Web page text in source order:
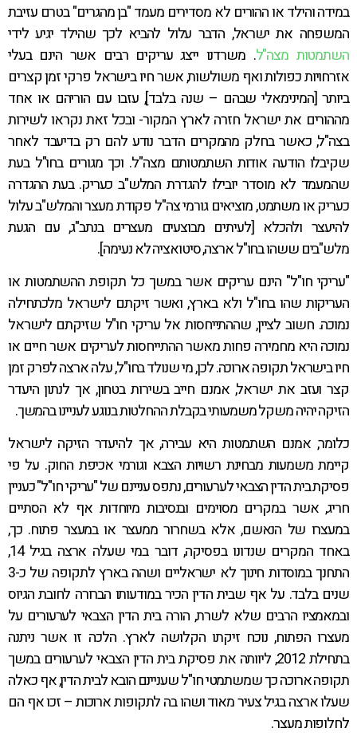
במידה והילד או ההורים לא מסדירים מעמד "בן מהגרים" בטרם עזיבת
המשפחה את ישראל, הדבר עלול להביא לכך שהילד יגיע לידי
השתמטות מצה"ל. משרדנו ייצג עריקים רבים אשר הינם בעלי
אזרחויות כפולות ואף משולשות, אשר חיו בישראל פרקי זמן קצרים
ביותר [המינימאלי שבהם – שנה בלבד], עזבו עם הוריהם או אחד
מההורים את ישראל חזרה לארץ המקור- ובכל זאת נקראו לשירות
בצה"ל, כאשר בחלק מהמקרים הדבר נודע להם רק בדיעבד לאחר
שקיבלו הודעה אודות השתמטותם מצה"ל. וכך מגורים בחו"ל בעת
שהמעמד לא מוסדר יובילו להגדרת המלש"ב כעריק. בעת ההגדרה
כעריק או משתמט, מוציאים גורמי צה"ל פקודת מעצר והמלש"ב עלול
להיעצר ולהכלא [לעיתים מבוצעים מעצרים בנתב"ג, עם הגעת
מלש"בים ששהו בחו"ל ארצה, סיטואציה לא נעימה].
"עריקי חו"ל" הינם עריקים אשר במשך כל תקופת ההשתמטות או
העריקות שהו בחו"ל ולא בארץ, ואשר זיקתם לישראל מלכתחילה
נמוכה. חשוב לציין, שההתייחסות אל עריקי חו"ל שזיקתם לישראל
נמוכה היא מחמירה פחות מאשר ההתייחסות לעריקים אשר חיים או
חיו בישראל תקופה ארוכה. לכן, מי שנולד בחו"ל, עלה ארצה לפרק זמן
קצר ועזב את ישראל, אמנם חייב בשירות בטחון, אך לנתון היעדר
הזיקה יהיה משקל משמעותי בקבלת ההחלטות בנוגע לעניינו בהמשך.
כלומר, אמנם השתמטות היא עבירה, אך להיעדר הזיקה לישראל
קיימת משמעות מבחינת רשויות הצבא וגורמי אכיפת החוק. על פי
פסיקת בית הדין הצבאי לערעורים, נתפס עניינם של "עריקי חו"ל" כעניין
חריג, אשר במקרים מסוימים ובנסיבות מיוחדות אף לא הסתיים
במעצרו של הנאשם, אלא בשחרור ממעצר או במעצר פתוח. כך,
באחד המקרים שנדונו בפסיקה, דובר במי שעלה ארצה בגיל 14,
התחנך במוסדות חינוך לא ישראליים ושהה בארץ לתקופה של כ-3
שנים בלבד. על אף שבית הדין הכיר במודעותו הברורה לחובת הגיוס
ובמאמציו הרבים שלא לשרת, הורה בית הדין הצבאי לערעורים על
מעצרו הפתוח, נוכח זיקתו הקלושה לארץ. הלכה זו אשר ניתנה
בתחילת 2012, ליוותה את פסיקת בית הדין הצבאי לערעורים במשך
תקופה ארוכה כך שמשתמטי חו"ל שעניינם הובא לבית הדין, אף כאלה
שעלו ארצה בגיל צעיר מאוד ושהו בה לתקופות ארוכות – זכו אף הם
לחלופות מעצר.